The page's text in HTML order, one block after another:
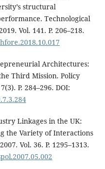
structural
Technological
Vol. 141. P. 206–218.
Architectures:
Third Mission. Policy
P. 284–296. DOI:
Linkages in the UK:
the Variety of Interactions
Vol. 36. P. 1295–1313.